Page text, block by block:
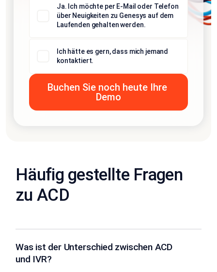
Ja. Ich möchte per E-Mail oder Telefon
über Neuigkeiten zu Genesys auf dem
Laufenden gehalten werden.
Ich hätte es gern, dass mich jemand
kontaktiert.
Häufig gestellte Fragen
zu ACD
Was ist der Unterschied zwischen ACD
und IVR?